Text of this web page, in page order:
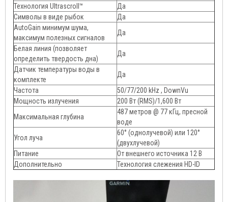
Технология Ultrascroll™
Да
Символы в виде рыбок
Да
AutoGain минимум шума,
максимум полезных сигналов
Да
Белая линия (позволяет
определить твердость дна)
Да
Датчик температуры воды в
комплекте
Да
Частота
50/77/200 kHz , DownVu
Мощность излучения
200 Вт (RMS)/1,600 Вт
Максимальная глубина
487 метров @ 77 кГц, пресной
воде
Угол луча
60° (однолучевой) или 120°
(двухлучевой)
Питание
От внешнего источника 12 В
Дополнительно
Технология слежения HD-ID